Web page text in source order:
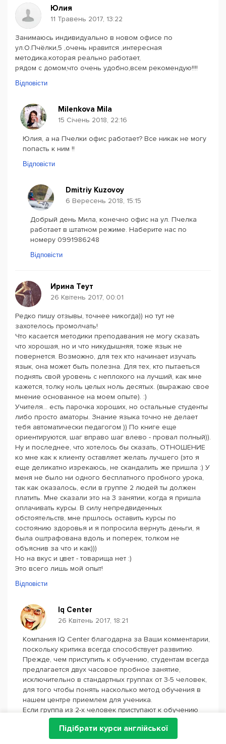
Юлия
11 Травень 2017, 13:22
Занимаюсь индивидуально в новом офисе по
ул.О.Пчёлки,5 ,очень нравится ,интересная
методика,которая реально работает,
рядом с домом,что очень удобно,всем рекомендую!!!!
Відповісти
Milenkova Mila
15 Січень 2018, 22:16
Юлия, а на Пчелки офис работает? Все никак не могу
попасть к ним !!
Відповісти
Dmitriy Kuzovoy
6 Вересень 2018, 15:15
Добрый день Мила, конечно офис на ул. Пчелка
работает в штатном режиме. Наберите нас по
номеру 0991986248
Відповісти
Ирина Теут
26 Квітень 2017, 00:01
Редко пишу отзывы, точнее никогда)) но тут не
захотелось промолчать!
Что касается методики преподавания не могу сказать
что хорошая, но и что никудышняя, тоже язык не
повернется. Возможно, для тех кто начинает изучать
язык, она может быть полезна. Для тех, кто пытаеться
поднять свой уровень с неплохого на лучший, как мне
кажется, толку ноль целых ноль десятых. (выражаю свое
мнение основанное на моем опыте). :)
Учителя... есть парочка хороших, но остальные студенты
либо просто аматоры. Знание языка точно не делает
тебя автоматически педагогом )) По книге еще
ориентируются, шаг вправо шаг влево - провал полный)).
Ну и последнее, что хотелось бы сказать, ОТНОШЕНИЕ
ко мне как к клиенту оставляет желать лучшего (это я
еще деликатно изрекаюсь, не скандалить же пришла :) У
меня не было ни одного бесплатного пробного урока,
так как оказалось, если в группе 2 людей ты должен
платить. Мне сказали это на 3 занятии, когда я пришла
оплачивать курсы. В силу непредвиденных
обстоятельств, мне пршлось оставить курсы по
состоянию здоровья и я попросила вернуть деньги, я
была оштрафована вдоль и поперек, толком не
объяснив за что и как)))
Но на вкус и цвет - товарища нет :)
Это всего лишь мой опыт!
Відповісти
Iq Center
26 Квітень 2017, 18:21
Компания IQ Center благодарна за Ваши комментарии,
поскольку критика всегда способствует развитию.
Прежде, чем приступить к обучению, студентам всегда
предлагается двух часовое пробное занятие,
исключительно в стандартных группах от 3-5 человек,
для того чтобы понять насколько метод обучения в
нашем центре приемлем для ученика.
Если группа из 2-х человек приступают к обучению
без пробного занятия, то это возможно только в
случае непосредственного решения самого клиента и
обязательной предоплаты обучения за месяц. Таковы
Підібрати курси англійської